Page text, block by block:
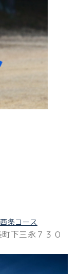
条コース
下三永７３０